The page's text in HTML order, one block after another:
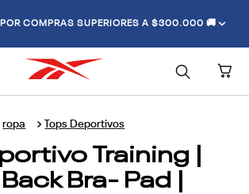
COMPRAS SUPERIORES A $300.000 🚚
ropa Tops Deportivos
Training |
Bra- Pad |